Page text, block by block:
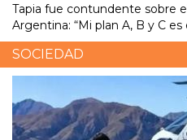
Tapia fue contundente sobre
Argentina: “Mi plan A, B y C es
SOCIEDAD